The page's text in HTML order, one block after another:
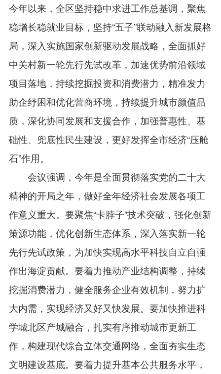
今年以来，全区坚持稳中求进工作总基调，聚焦
稳增长稳就业目标，坚持“五子”联动融入新发展格
局，深入实施国家创新驱动发展战略，全面抓好
中关村新一轮先行先试改革，加速优势前沿领域
项目落地，持续挖掘投资和消费潜力，精准发力
助企纾困和优化营商环境，持续提升城市颜值品
质，深化协同发展和支援合作，加强普惠性、基
础性、兜底性民生建设，更好发挥全市经济“压舱
石”作用。
会议强调，今年是全面贯彻落实党的二十大
精神的开局之年，做好全年经济社会发展各项工
作意义重大。要聚焦“卡脖子”技术突破，强化创新
策源功能，优化创新生态体系，深入落实新一轮
先行先试政策，为加快实现高水平科技自立自强
作出海淀贡献。要着力推动产业结构调整，持续
挖掘消费潜力，健全服务企业有效机制，努力扩
大内需，实现经济又好又快发展。要加快推进科
学城北区产城融合，扎实有序推动城市更新工
作，构建现代综合立体交通网络，全面夯实生态
文明建设基底。要着力提升基本公共服务水平，